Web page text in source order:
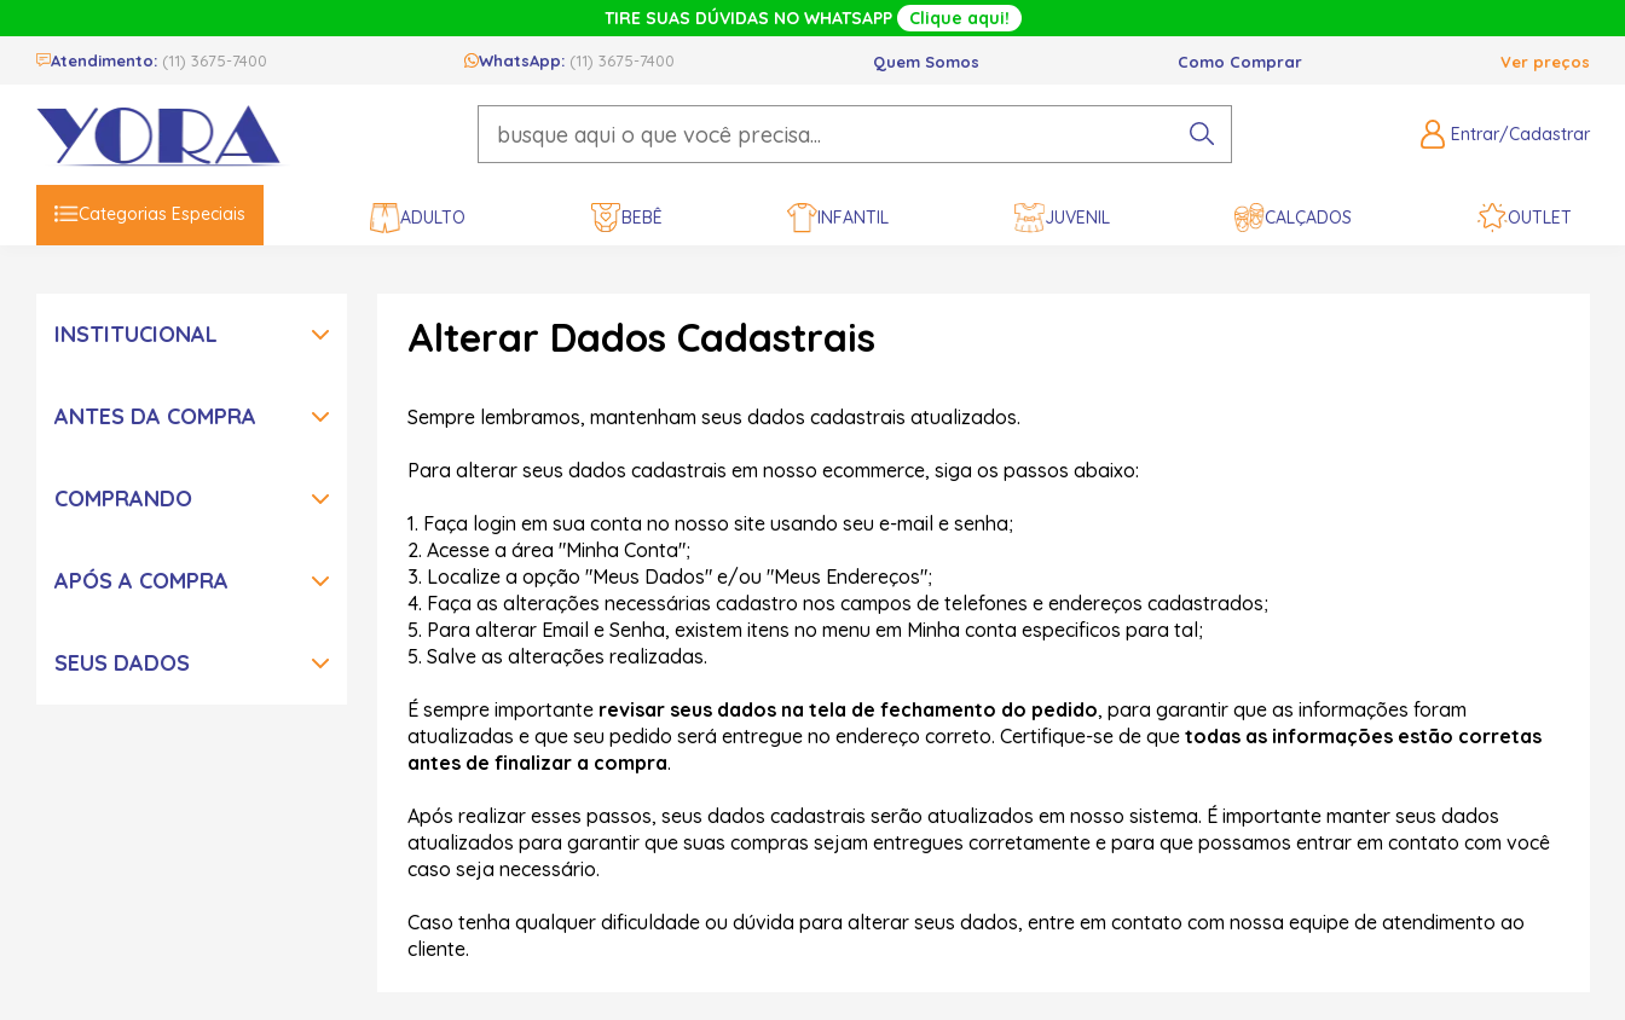
TIRE SUAS DÚVIDAS NO WHATSAPP Clique aqui!
Atendimento: (11) 3675-7400 WhatsApp: (11) 3675-7400 Quem Somos Como Comprar Ver preços
Entrar/Cadastrar
Categorias Especiais ADULTO BEBÊ INFANTIL JUVENIL CALÇADOS OUTLET
INSTITUCIONAL
ANTES DA COMPRA
COMPRANDO
APÓS A COMPRA
SEUS DADOS
Alterar Dados Cadastrais
Sempre lembramos, mantenham seus dados cadastrais atualizados.
Para alterar seus dados cadastrais em nosso ecommerce, siga os passos abaixo:
1. Faça login em sua conta no nosso site usando seu e-mail e senha;
2. Acesse a área "Minha Conta";
3. Localize a opção "Meus Dados" e/ou "Meus Endereços";
4. Faça as alterações necessárias cadastro nos campos de telefones e endereços cadastrados;
5. Para alterar Email e Senha, existem itens no menu em Minha conta especificos para tal;
5. Salve as alterações realizadas.
É sempre importante revisar seus dados na tela de fechamento do pedido, para garantir que as informações foram
atualizadas e que seu pedido será entregue no endereço correto. Certifique-se de quetodas as informações estão corretas
antes de finalizar a compra.
Após realizar esses passos, seus dados cadastrais serão atualizados em nosso sistema. É importante manter seus dados
atualizados para garantir que suas compras sejam entregues corretamente e para que possamos entrar em contato com você
caso seja necessário.
Caso tenha qualquer dificuldade ou dúvida para alterar seus dados, entre em contato com nossa equipe de atendimento ao
cliente.